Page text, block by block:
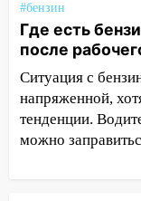
19:14
подвез
заработал
18:14
Ульяновской
18:00
#бензин
Где есть
после
Ситуация с
напряженной,
тенденции.
можно